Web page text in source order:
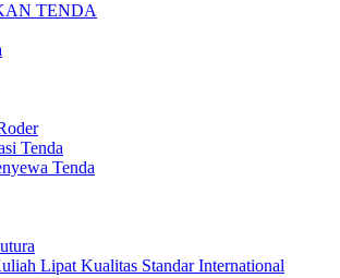
TENDA
Tenda
Tenda
Lipat Kualitas Standar International